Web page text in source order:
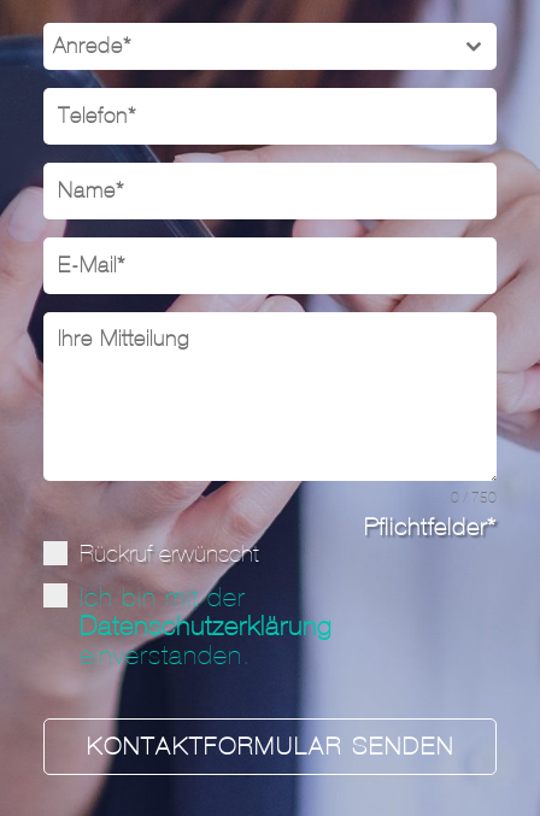
Anrede*
0 / 750
Pflichtfelder*
Rückruf erwünscht
Ich bin mit der
Datenschutzerklärung
einverstanden.
KONTAKTFORMULAR SENDEN